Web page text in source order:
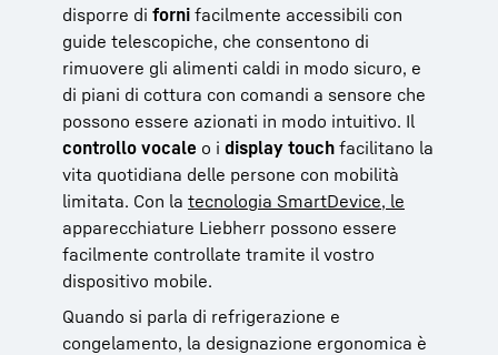
disporre di forni facilmente accessibili con
guide telescopiche, che consentono di
rimuovere gli alimenti caldi in modo sicuro, e
di piani di cottura con comandi a sensore che
possono essere azionati in modo intuitivo. Il
controllo vocale o i display touch facilitano la
vita quotidiana delle persone con mobilità
limitata. Con la tecnologia SmartDevice, le
apparecchiature Liebherr possono essere
facilmente controllate tramite il vostro
dispositivo mobile.
Quando si parla di refrigerazione e
congelamento, la designazione ergonomica è